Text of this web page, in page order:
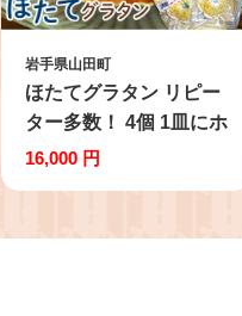
岩手県山田町
ほたてグラタン リピー
ター多数！ 4個 1皿にホ
タテ3個入り レンジ調
シーフード グラタン ホ
16,000 円